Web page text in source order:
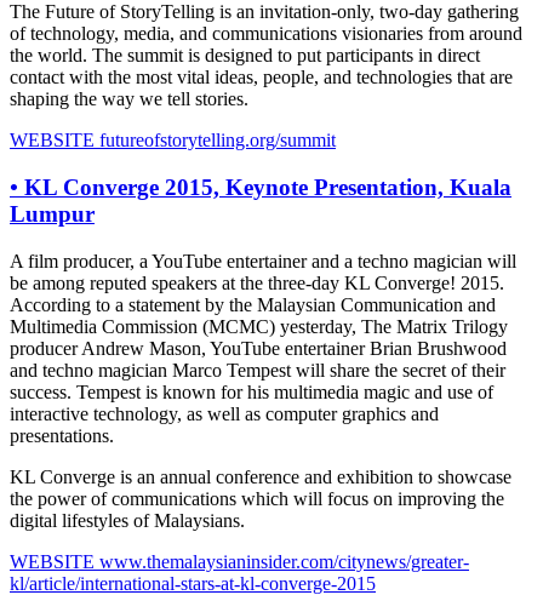
The Future of StoryTelling is an invitation-only, two-day gathering
of technology, media, and communications visionaries from around
the world. The summit is designed to put participants in direct
contact with the most vital ideas, people, and technologies that are
shaping the way we tell stories.
WEBSITE futureofstorytelling.org/summit
• KL Converge 2015, Keynote Presentation, Kuala
Lumpur
A film producer, a YouTube entertainer and a techno magician will
be among reputed speakers at the three-day KL Converge! 2015.
According to a statement by the Malaysian Communication and
Multimedia Commission (MCMC) yesterday, The Matrix Trilogy
producer Andrew Mason, YouTube entertainer Brian Brushwood
and techno magician Marco Tempest will share the secret of their
success. Tempest is known for his multimedia magic and use of
interactive technology, as well as computer graphics and
presentations.
KL Converge is an annual conference and exhibition to showcase
the power of communications which will focus on improving the
digital lifestyles of Malaysians.
WEBSITE www.themalaysianinsider.com/citynews/greater-
kl/article/international-stars-at-kl-converge-2015